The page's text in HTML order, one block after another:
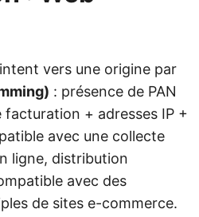
vers une origine par
: présence de PAN
facturation + adresses IP +
avec une collecte
ligne, distribution
avec des
de sites e-commerce.